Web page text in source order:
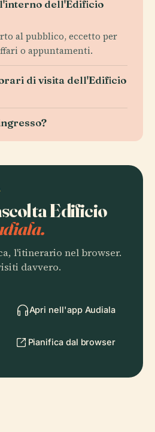
dell'Edificio
al pubblico, eccetto per
o appuntamenti.
di visita dell'Edificio
Edificio
l'itinerario nel browser.
davvero.
Apri nell'app Audiala
Pianifica dal browser